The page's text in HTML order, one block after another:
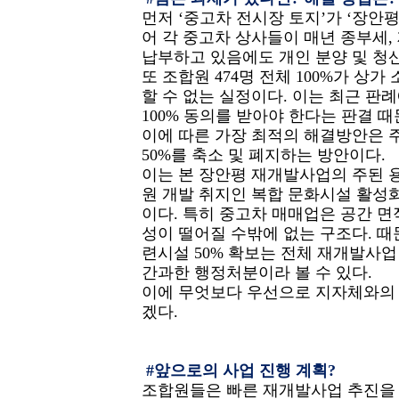
먼저 ‘중고차 전시장 토지’가 ‘장안
어 각 중고차 상사들이 매년 종부세
납부하고 있음에도 개인 분양 및 청
또 조합원 474명 전체 100%가 상가
할 수 없는 실정이다. 이는 최근 판
100% 동의를 받아야 한다는 판결
이에 따른 가장 최적의 해결방안은
50%를 축소 및 폐지하는 방안이다.
이는 본 장안평 재개발사업의 주된
원 개발 취지인 복합 문화시설 활성
이다. 특히 중고차 매매업은 공간
성이 떨어질 수밖에 없는 구조다.
련시설 50% 확보는 전체 재개발사
간과한 행정처분이라 볼 수 있다.
이에 무엇보다 우선으로 지자체와
겠다.
#앞으로의 사업 진행 계획?
조합원들은 빠른 재개발사업 추진